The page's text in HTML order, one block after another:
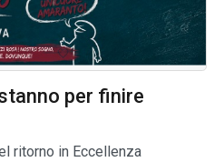
per finire
ritorno in Eccellenza